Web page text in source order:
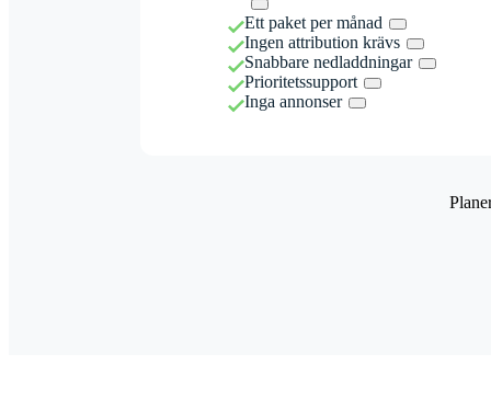
Ett paket per månad
Ingen attribution krävs
Snabbare nedladdningar
Prioritetssupport
Inga annonser